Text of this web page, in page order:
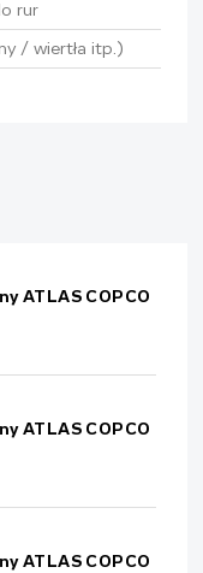
rur
/ wiertła itp.)
ATLAS COPCO
ATLAS COPCO
ATLAS COPCO